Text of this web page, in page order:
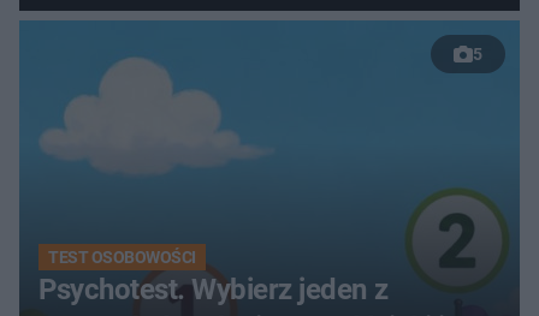
5
TEST OSOBOWOŚCI
Psychotest. Wybierz jeden z